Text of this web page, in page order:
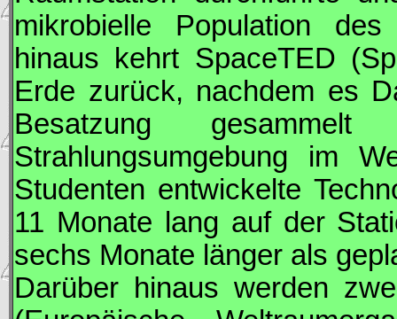
mikrobielle Population
hinaus kehrt SpaceTED
Erde zurück, nachdem es
Besatzung
Strahlungsumgebung im
Studenten entwickelte
11 Monate lang auf der
sechs Monate länger als
Darüber hinaus werden